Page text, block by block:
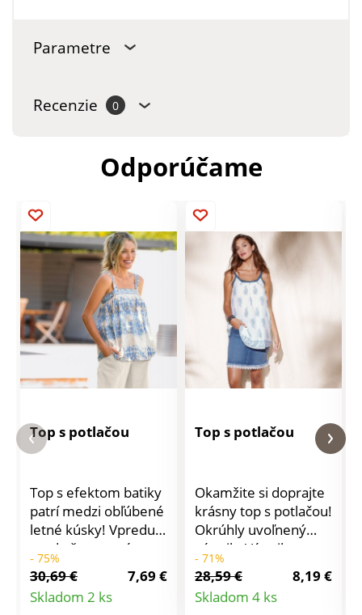
Parametre
Recenzie 0
Odporúčame
Top s potlačou
Top s efektom batiky
patrí medzi obľúbené
letné kúsky! Vpredu a
vzadu štvorcový
výstrih zdôraznený
nariasením. Bez
rukávov. Široké
- 75%
30,69 €
7,69 €
Skladom 2 ks
Detail
Top s potlačou
Okamžite si doprajte
krásny top s potlačou!
Okrúhly uvoľnený
výstrih. Výstrih a
ramienka z macramé.
Rozšírený strih.
Lichotivá dĺžka.
- 71%
28,59 €
8,19 €
Skladom 4 ks
Detail